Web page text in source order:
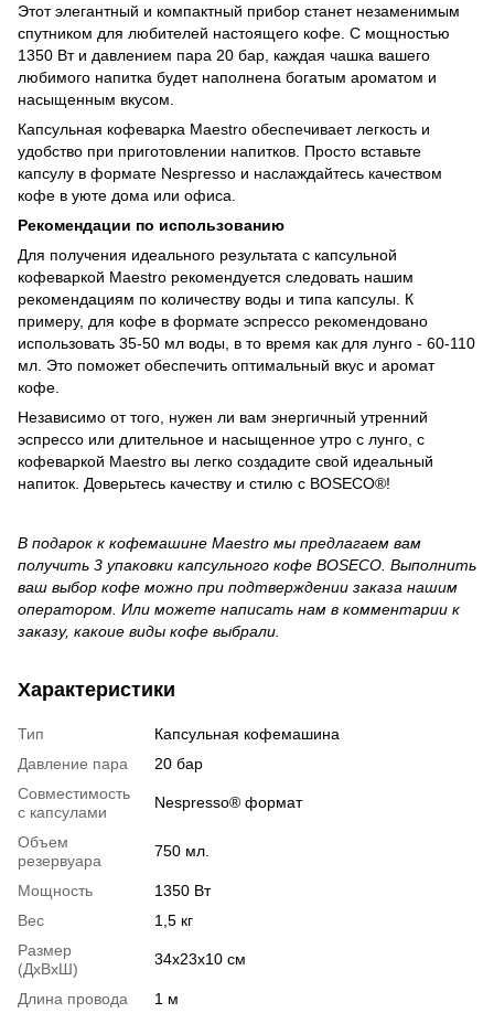
Этот элегантный и компактный прибор станет незаменимым
спутником для любителей настоящего кофе. С мощностью
1350 Вт и давлением пара 20 бар, каждая чашка вашего
любимого напитка будет наполнена богатым ароматом и
насыщенным вкусом.
Капсульная кофеварка Maestro обеспечивает легкость и
удобство при приготовлении напитков. Просто вставьте
капсулу в формате Nespresso и наслаждайтесь качеством
кофе в уюте дома или офиса.
Рекомендации по использованию
Для получения идеального результата с капсульной
кофеваркой Maestro рекомендуется следовать нашим
рекомендациям по количеству воды и типа капсулы. К
примеру, для кофе в формате эспрессо рекомендовано
использовать 35-50 мл воды, в то время как для лунго - 60-110
мл. Это поможет обеспечить оптимальный вкус и аромат
кофе.
Независимо от того, нужен ли вам энергичный утренний
эспрессо или длительное и насыщенное утро c лунго, с
кофеваркой Maestro вы легко создадите свой идеальный
напиток. Доверьтесь качеству и стилю с BOSECO®!
В подарок к кофемашине Maestro мы предлагаем вам
получить 3 упаковки капсульного кофе BOSECO. Выполнить
ваш выбор кофе можно при подтверждении заказа нашим
оператором. Или можете написать нам в комментарии к
заказу, какоие виды кофе выбрали.
Характеристики
Тип
Капсульная кофемашина
Давление пара
20 бар
Совместимость
с капсулами
Nespresso® формат
Объем
резервуара
750 мл.
Мощность
1350 Вт
Вес
1,5 кг
Размер
(ДхВхШ)
34x23x10 см
Длина провода
1 м